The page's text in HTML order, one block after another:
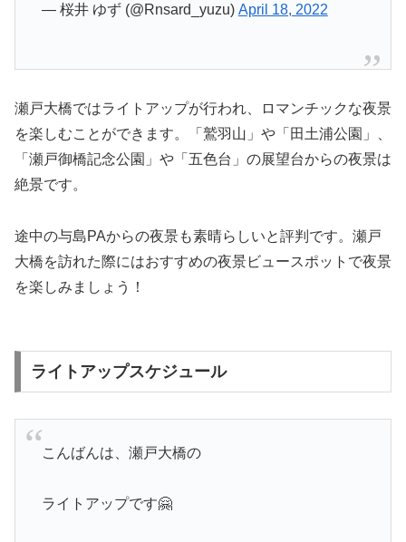
— 桜井 ゆず (@Rnsard_yuzu) April 18, 2022
瀬戸大橋ではライトアップが行われ、ロマンチックな夜景
を楽しむことができます。「鷲羽山」や「田土浦公園」、
「瀬戸御橋記念公園」や「五色台」の展望台からの夜景は
絶景です。
途中の与島PAからの夜景も素晴らしいと評判です。瀬戸
大橋を訪れた際にはおすすめの夜景ビュースポットで夜景
を楽しみましょう！
ライトアップスケジュール
こんばんは、瀬戸大橋の
ライトアップです🤗